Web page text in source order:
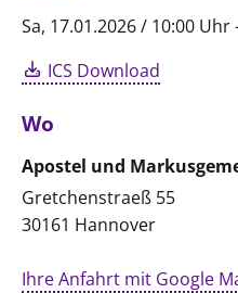
Sa, 17.01.2026 / 10:00 Uhr
ICS Download
Wo
Apostel und
Gretchenstraeß 55
30161 Hannover
Ihre Anfahrt mit Google